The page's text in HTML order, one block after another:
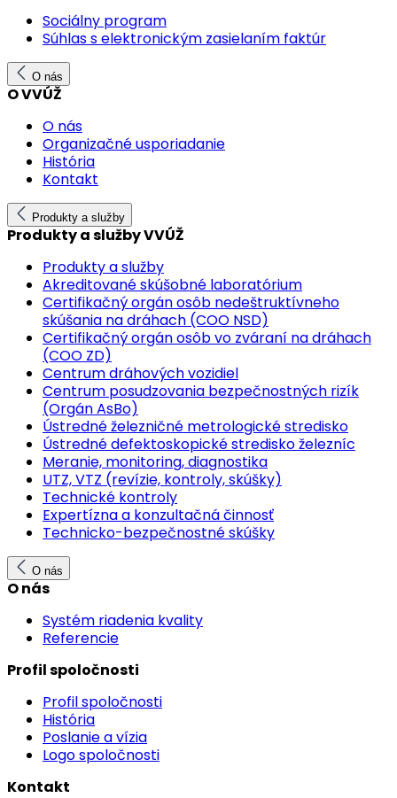
Sociálny program
Súhlas s elektronickým zasielaním faktúr
O nás
O VVÚŽ
O nás
Organizačné usporiadanie
História
Kontakt
Produkty a služby
Produkty a služby VVÚŽ
Produkty a služby
Akreditované skúšobné laboratórium
Certifikačný orgán osôb nedeštruktívneho
skúšania na dráhach (COO NSD)
Certifikačný orgán osôb vo zváraní na dráhach
(COO ZD)
Centrum dráhových vozidiel
Centrum posudzovania bezpečnostných rizík
(Orgán AsBo)
Ústredné železničné metrologické stredisko
Ústredné defektoskopické stredisko železníc
Meranie, monitoring, diagnostika
UTZ, VTZ (revízie, kontroly, skúšky)
Technické kontroly
Expertízna a konzultačná činnosť
Technicko-bezpečnostné skúšky
O nás
O nás
Systém riadenia kvality
Referencie
Profil spoločnosti
Profil spoločnosti
História
Poslanie a vízia
Logo spoločnosti
Kontakt